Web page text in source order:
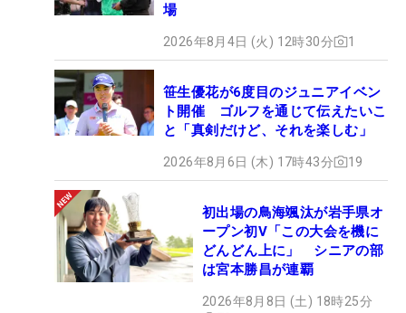
場
2026年8月4日 (火) 12時30分 1
笹生優花が6度目のジュニアイベン
ト開催 ゴルフを通じて伝えたいこ
と「真剣だけど、それを楽しむ」
2026年8月6日 (木) 17時43分 19
初出場の鳥海颯汰が岩手県オ
ープン初V「この大会を機に
どんどん上に」 シニアの部
は宮本勝昌が連覇
2026年8月8日 (土) 18時25分